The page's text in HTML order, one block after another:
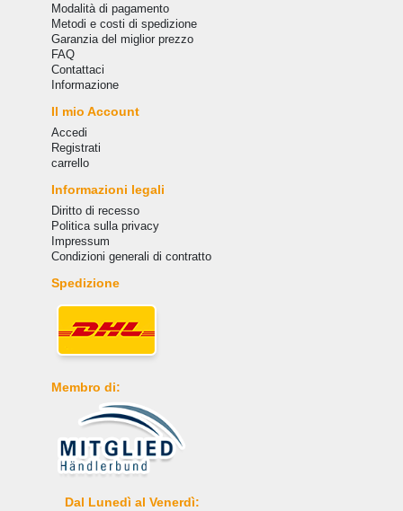
Modalità di pagamento
Metodi e costi di spedizione
Garanzia del miglior prezzo
FAQ
Сontattaci
Informazione
Il mio Account
Accedi
Registrati
carrello
Informazioni legali
Diritto di recesso
Politica sulla privacy
Impressum
Condizioni generali di contratto
Spedizione
Membro di:
Dal Lunedì al Venerdì: